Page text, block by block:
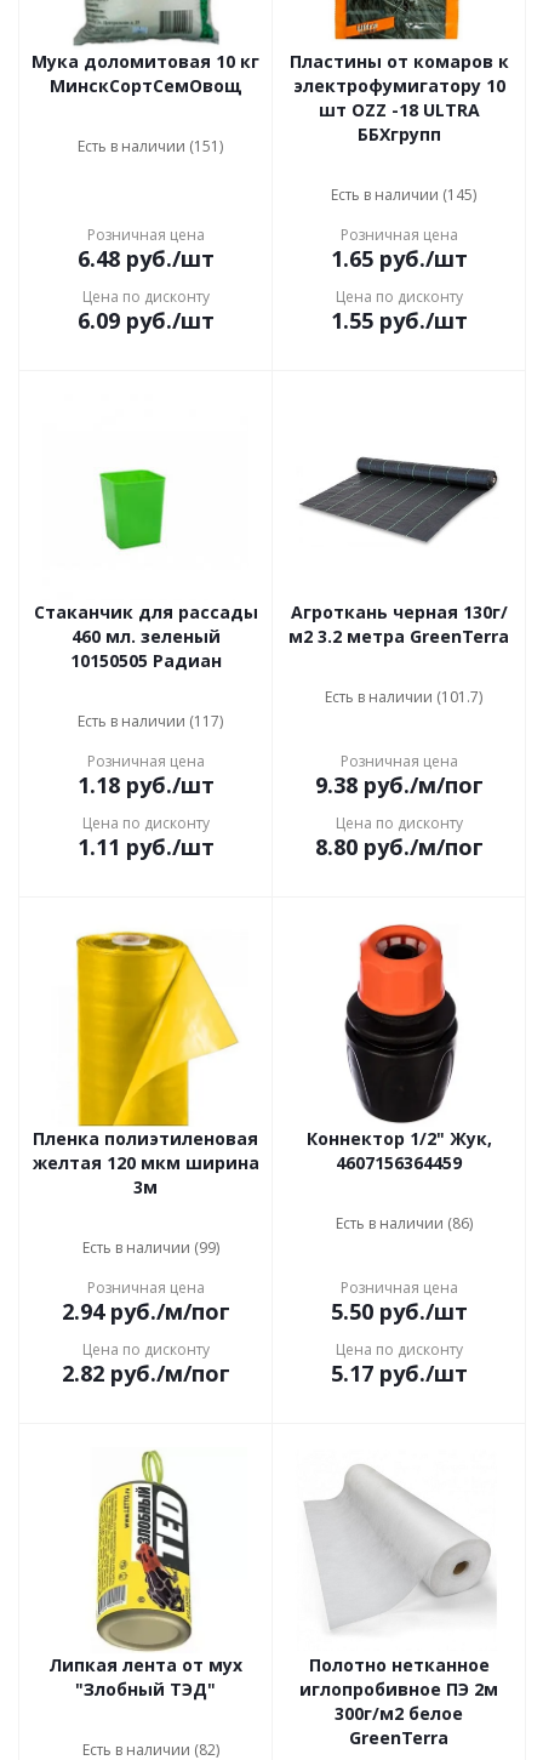
Мука доломитовая 10 кг
МинскСортСемОвощ
Есть в наличии (151)
Розничная цена
6.48руб./шт
Цена по дисконту
6.09руб./шт
Пластины от комаров к
электрофумигатору 10
шт OZZ -18 ULTRA
ББХгрупп
Есть в наличии (145)
Розничная цена
1.65руб./шт
Цена по дисконту
1.55руб./шт
Стаканчик для рассады
460 мл. зеленый
10150505 Радиан
Есть в наличии (117)
Розничная цена
1.18руб./шт
Цена по дисконту
1.11 руб./шт
Агроткань черная 130г/
м2 3.2 метра GreenTerra
Есть в наличии (101.7)
Розничная цена
9.38руб./м/пог
Цена по дисконту
8.80руб./м/пог
Пленка полиэтиленовая
желтая 120 мкм ширина
3м
Есть в наличии (99)
Розничная цена
2.94руб./м/пог
Цена по дисконту
2.82руб./м/пог
Коннектор 1/2" Жук,
4607156364459
Есть в наличии (86)
Розничная цена
5.50руб./шт
Цена по дисконту
5.17руб./шт
Липкая лента от мух
"Злобный ТЭД"
Есть в наличии (82)
Полотно нетканное
иглопробивное ПЭ 2м
300г/м2 белое
GreenTerra